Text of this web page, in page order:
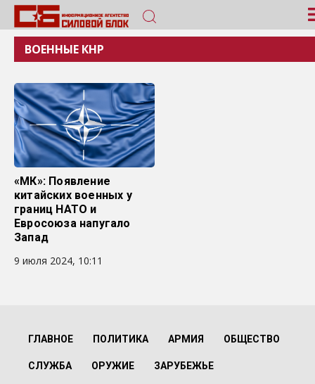
ВОЕННЫЕ КНР
«МК»: Появление
китайских военных у
границ НАТО и
Евросоюза напугало
Запад
9 июля 2024, 10:11
ГЛАВНОЕ ПОЛИТИКА АРМИЯ ОБЩЕСТВО
СЛУЖБА ОРУЖИЕ ЗАРУБЕЖЬЕ